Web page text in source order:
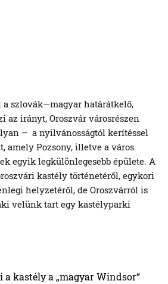
az irányt, Oroszvár városrészen
– a nyilvánosságtól kerítéssel
amely Pozsony, illetve a város
egyik legkülönlegesebb épülete. A
kastély történetéről, egykori
helyzetéről, de Oroszvárról is
velünk tart egy kastélyparki
kastély a „magyar Windsor“